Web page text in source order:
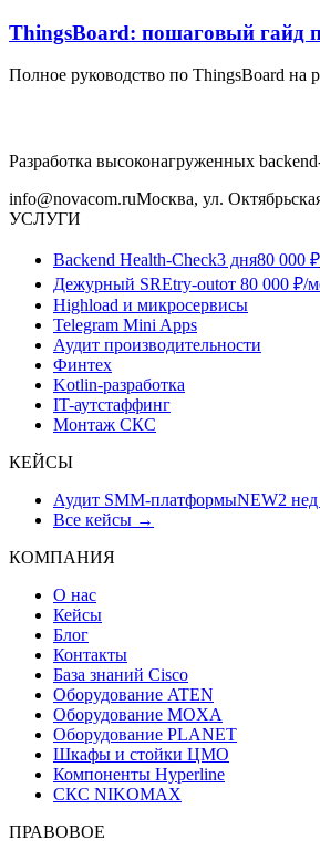
ThingsBoard: пошаговый гайд
Полное руководство по ThingsBoard на
Разработка высоконагруженных
info@novacom.ruМосква, ул.
УСЛУГИ
Backend Health-Check3 дня80 000 ₽
Дежурный SREtry-outот 80 000 ₽/
Highload и микросервисы
Telegram Mini Apps
Аудит производительности
Финтех
Kotlin-разработка
IT-аутстаффинг
Монтаж СКС
КЕЙСЫ
Аудит SMM-платформыNEW2
Все кейсы →
КОМПАНИЯ
О нас
Кейсы
Блог
Контакты
База знаний Cisco
Оборудование ATEN
Оборудование MOXA
Оборудование PLANET
Шкафы и стойки ЦМО
Компоненты Hyperline
СКС NIKOMAX
ПРАВОВОЕ